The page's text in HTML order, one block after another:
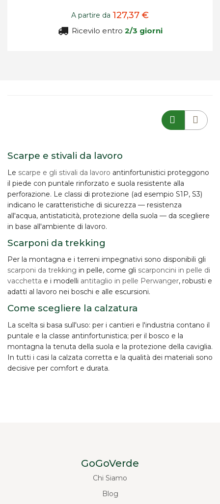
A partire da 127,37 €
Ricevilo entro 2/3 giorni
Scarpe e stivali da lavoro
Le scarpe e gli stivali da lavoro antinfortunistici proteggono
il piede con puntale rinforzato e suola resistente alla
perforazione. Le classi di protezione (ad esempio S1P, S3)
indicano le caratteristiche di sicurezza — resistenza
all'acqua, antistaticità, protezione della suola — da scegliere
in base all'ambiente di lavoro.
Scarponi da trekking
Per la montagna e i terreni impegnativi sono disponibili gli
scarponi da trekking in pelle, come gli scarponcini in pelle di
vacchetta e i modelli antitaglio in pelle Perwanger, robusti e
adatti al lavoro nei boschi e alle escursioni.
Come scegliere la calzatura
La scelta si basa sull'uso: per i cantieri e l'industria contano il
puntale e la classe antinfortunistica; per il bosco e la
montagna la tenuta della suola e la protezione della caviglia.
In tutti i casi la calzata corretta e la qualità dei materiali sono
decisive per comfort e durata.
GoGoVerde
Chi Siamo
Blog